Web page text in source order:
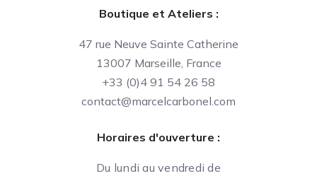
Boutique et Ateliers :
47 rue Neuve Sainte Catherine
13007 Marseille, France
+33 (0)4 91 54 26 58
contact@marcelcarbonel.com
Horaires d'ouverture :
Du lundi au vendredi de